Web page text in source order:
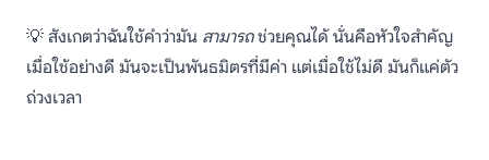
💡 สังเกตว่าฉันใช้คำว่ามัน สามารถช่วยคุณได้ นั่นคือหัวใจสำคัญ
เมื่อใช้อย่างดี มันจะเป็นพันธมิตรที่มีค่า แต่เมื่อใช้ไม่ดี มันก็แค่ตัว
ถ่วงเวลา